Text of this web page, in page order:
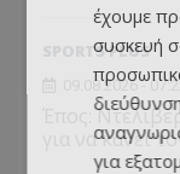
SPORTS PLUS
09.08.2026 -
Έπος:
για να κάνει
έχουμε
συσκευή
για